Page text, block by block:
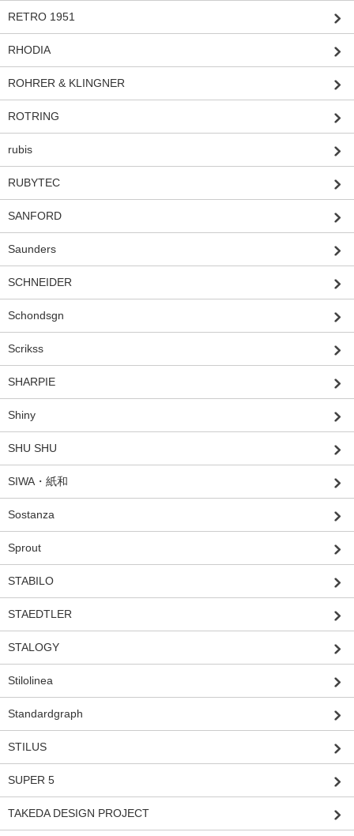
RETRO 1951
RHODIA
ROHRER & KLINGNER
ROTRING
rubis
RUBYTEC
SANFORD
Saunders
SCHNEIDER
Schondsgn
Scrikss
SHARPIE
Shiny
SHU SHU
SIWA・紙和
Sostanza
Sprout
STABILO
STAEDTLER
STALOGY
Stilolinea
Standardgraph
STILUS
SUPER 5
TAKEDA DESIGN PROJECT